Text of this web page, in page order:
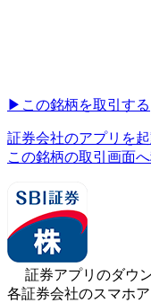
▶︎ この銘柄を取引する
証券会社のアプリを
この銘柄の取引画面
証券アプリのダウ
各証券会社のスマホ